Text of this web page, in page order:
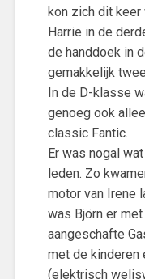
kon zich dit keer
Harrie in de
de handdoek in
gemakkelijk
In de D-klasse
genoeg ook
classic Fantic.
Er was nogal
leden. Zo
motor van Irene
was Björn er
aangeschafte
met de kinderen
(elektrisch